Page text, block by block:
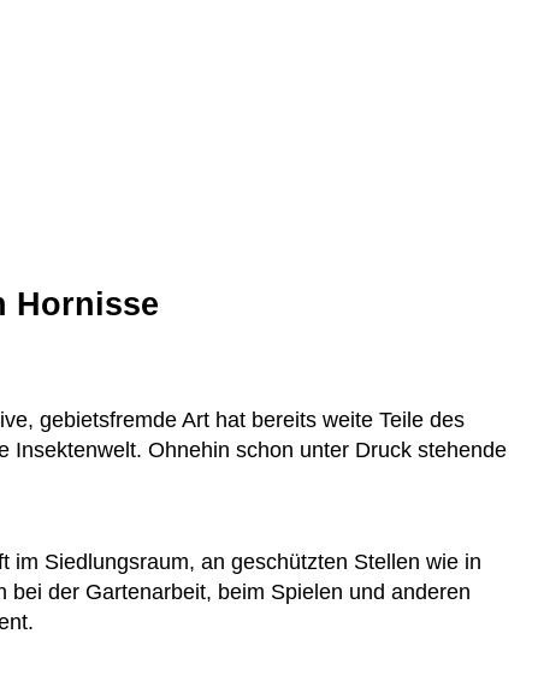
Hornisse
gebietsfremde Art hat bereits weite Teile des
Insektenwelt. Ohnehin schon unter Druck stehende
Siedlungsraum, an geschützten Stellen wie in
der Gartenarbeit, beim Spielen und anderen